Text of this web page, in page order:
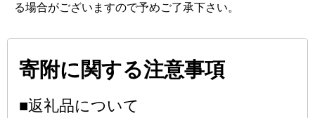
る場合がございますので予めご了承下さい。
寄附に関する注意事項
■返礼品について